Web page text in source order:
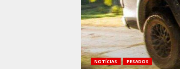
NOTÍCIAS PESADOS